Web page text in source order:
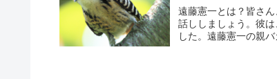
遠藤憲一とは？皆さ
話ししましょう。彼
した。遠藤憲一の親